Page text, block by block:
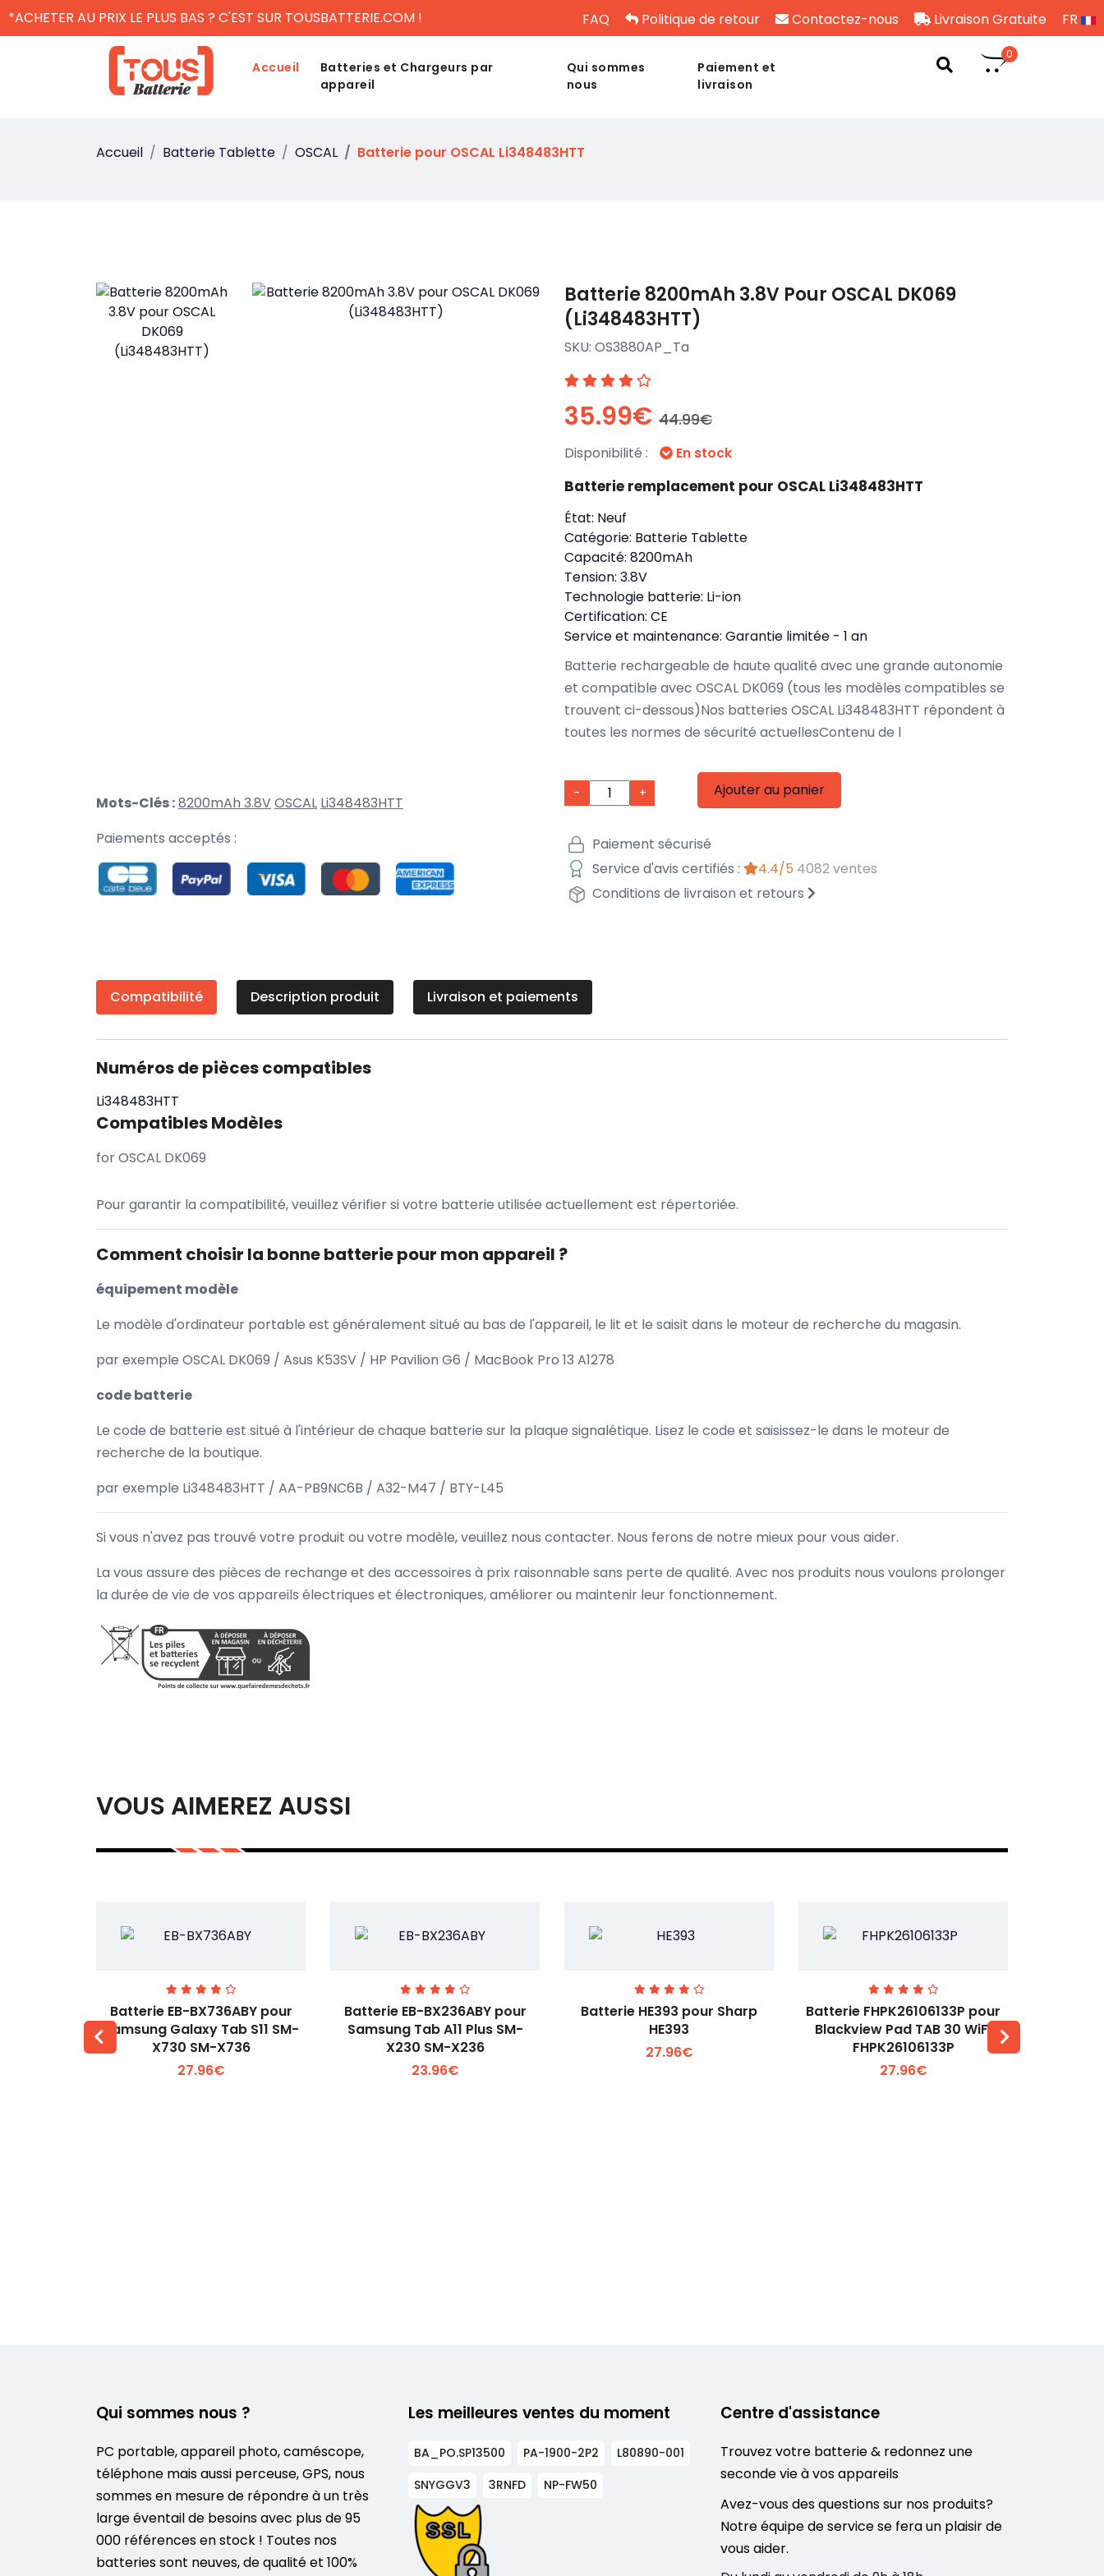
*ACHETER AU PRIX LE PLUS BAS ? C'EST SUR TOUSBATTERIE.COM ! FAQ Politique de retour Contactez-nous Livraison Gratuite FR
Accueil
Batteries et Chargeurs par
appareil
Qui sommes
nous
Paiement et
livraison
0
Accueil Batterie Tablette OSCAL Batterie pour OSCAL Li348483HTT
Mots-Clés :8200mAh 3.8VOSCAL Li348483HTT
Paiements acceptés :
Batterie 8200mAh 3.8V Pour OSCAL DK069
(Li348483HTT)
SKU: OS3880AP_Ta
35.99€ 44.99€
Disponibilité : En stock
Batterie remplacement pour OSCAL Li348483HTT
État: Neuf
Catégorie: Batterie Tablette
Capacité: 8200mAh
Tension: 3.8V
Technologie batterie: Li-ion
Certification: CE
Service et maintenance: Garantie limitée - 1 an
Batterie rechargeable de haute qualité avec une grande autonomie
et compatible avec OSCAL DK069 (tous les modèles compatibles se
trouvent ci-dessous)Nos batteries OSCAL Li348483HTT répondent à
toutes les normes de sécurité actuellesContenu de l
- + Ajouter au panier
Paiement sécurisé
Service d'avis certifiés :
4.4/5 4082 ventes
Conditions de livraison et retours
Compatibilité Description produit Livraison et paiements
Numéros de pièces compatibles
Li348483HTT
Compatibles Modèles
for OSCAL DK069
Pour garantir la compatibilité, veuillez vérifier si votre batterie utilisée actuellement est répertoriée.
Comment choisir la bonne batterie pour mon appareil ?
équipement modèle
Le modèle d'ordinateur portable est généralement situé au bas de l'appareil, le lit et le saisit dans le moteur de recherche du magasin.
par exemple OSCAL DK069 / Asus K53SV / HP Pavilion G6 / MacBook Pro 13 A1278
code batterie
Le code de batterie est situé à l'intérieur de chaque batterie sur la plaque signalétique. Lisez le code et saisissez-le dans le moteur de
recherche de la boutique.
par exemple Li348483HTT / AA-PB9NC6B / A32-M47 / BTY-L45
Si vous n'avez pas trouvé votre produit ou votre modèle, veuillez nous contacter. Nous ferons de notre mieux pour vous aider.
La vous assure des pièces de rechange et des accessoires à prix raisonnable sans perte de qualité. Avec nos produits nous voulons prolonger
la durée de vie de vos appareils électriques et électroniques, améliorer ou maintenir leur fonctionnement.
VOUS AIMEREZ AUSSI
Voir plus +
Batterie EB-BX736ABY pour
Samsung Galaxy Tab S11 SM-
X730 SM-X736
27.96€
Voir plus +
Batterie EB-BX236ABY pour
Samsung Tab A11 Plus SM-
X230 SM-X236
23.96€
Voir plus +
Batterie HE393 pour Sharp
HE393
27.96€
Voir plus +
Batterie FHPK26106133P pour
Blackview Pad TAB 30 WiFi
FHPK26106133P
27.96€
Qui sommes nous ?
PC portable, appareil photo, caméscope,
téléphone mais aussi perceuse, GPS, nous
sommes en mesure de répondre à un très
large éventail de besoins avec plus de 95
000 références en stock ! Toutes nos
batteries sont neuves, de qualité et 100%
Les meilleures ventes du moment
BA_PO.SP13500 PA-1900-2P2
L80890-001
SNYGGV3
3RNFD NP-FW50
Centre d'assistance
Trouvez votre batterie & redonnez une
seconde vie à vos appareils
Avez-vous des questions sur nos produits?
Notre équipe de service se fera un plaisir de
vous aider.